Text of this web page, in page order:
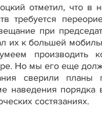
отметил, что в
требуется
при
их к большей
производить
Но мы его еще
сверили планы
наведения порядка
состязаниях.